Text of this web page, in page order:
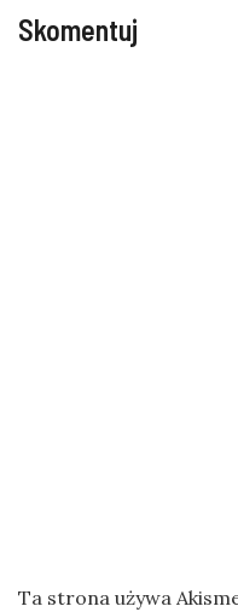
Skomentuj
Ta strona używa